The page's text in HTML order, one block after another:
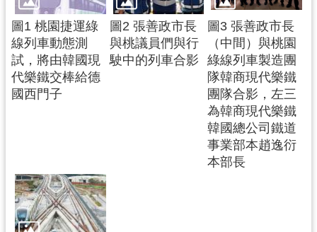
市
府
官
方
L
I
運
局
怎
麼
圖1 桃園捷運綠
線列車動態測
試，將由韓國現
代樂鐵交棒給德
國西門子
圖2 張善政市長
與桃議員們與行
駛中的列車合影
圖3 張善政市長
（中間）與桃園
綠線列車製造團
隊韓商現代樂鐵
團隊合影，左三
為韓商現代樂鐵
韓國總公司鐵道
事業部本趙逸衍
本部長